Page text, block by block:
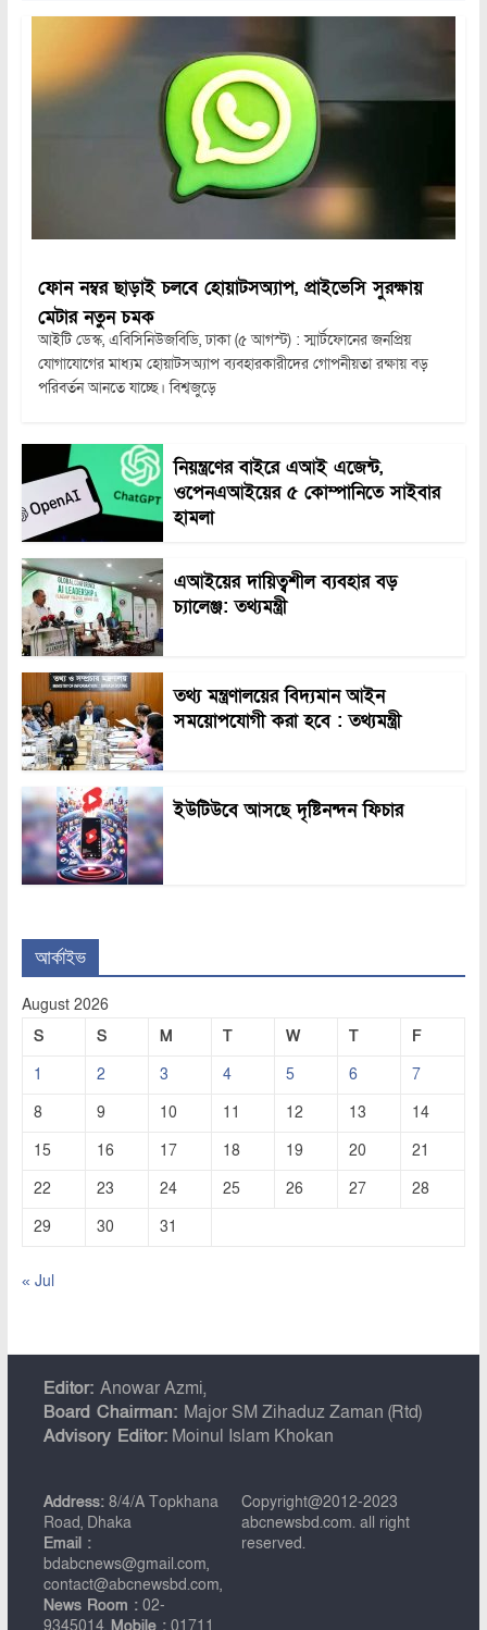
ফোন নম্বর ছাড়াই চলবে হোয়াটসঅ্যাপ, প্রাইভেসি সুরক্ষায়
মেটার নতুন চমক
আইটি ডেস্ক, এবিসিনিউজবিডি, ঢাকা (৫ আগস্ট) : স্মার্টফোনের জনপ্রিয়
যোগাযোগের মাধ্যম হোয়াটসঅ্যাপ ব্যবহারকারীদের গোপনীয়তা রক্ষায় বড়
পরিবর্তন আনতে যাচ্ছে। বিশ্বজুড়ে
নিয়ন্ত্রণের বাইরে এআই এজেন্ট,
ওপেনএআইয়ের ৫ কোম্পানিতে সাইবার
হামলা
এআইয়ের দায়িত্বশীল ব্যবহার বড়
চ্যালেঞ্জ: তথ্যমন্ত্রী
তথ্য মন্ত্রণালয়ের বিদ্যমান আইন
সময়োপযোগী করা হবে : তথ্যমন্ত্রী
ইউটিউবে আসছে দৃষ্টিনন্দন ফিচার
আর্কাইভ
August 2026
S
S M T W T
F
1
2 3 4 5 6
7
8
9 10 11 12 13
14
15
16 17 18 19 20
21
22
23 24 25 26 27
28
29
30 31
« Jul
Editor: Anowar Azmi,
Board Chairman: Major SM Zihaduz Zaman (Rtd)
Advisory Editor:Moinul Islam Khokan
Address:8/4/A Topkhana
Road, Dhaka
Email :
bdabcnews@gmail.com,
contact@abcnewsbd.com,
News Room :02-
Copyright@2012-2023
abcnewsbd.com. all right
reserved.